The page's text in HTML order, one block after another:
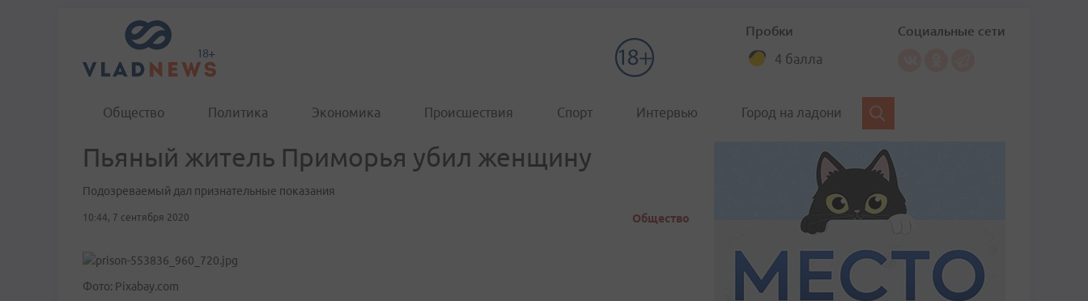
Пробки
4 балла
Социальные сети
Общество Политика Экономика Происшествия Спорт Интервью Город на ладони
Пьяный житель Приморья убил женщину
Подозреваемый дал признательные показания
10:44, 7 сентября 2020 Общество
Фото: Pixabay.com